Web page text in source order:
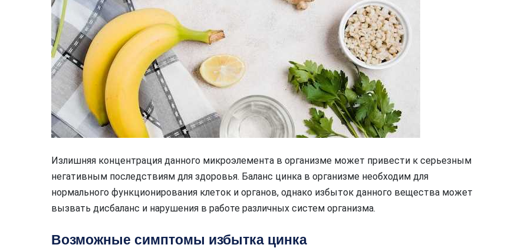
Излишняя концентрация данного микроэлемента в организме может привести к серьезным
негативным последствиям для здоровья. Баланс цинка в организме необходим для
нормального функционирования клеток и органов, однако избыток данного вещества может
вызвать дисбаланс и нарушения в работе различных систем организма.
Возможные симптомы избытка цинка